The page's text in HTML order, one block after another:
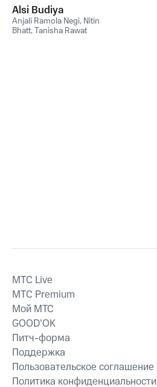
Alsi Budiya
Anjali Ramola Negi, Nitin
Bhatt,Tanisha Rawat
MTС Live
MTС Premium
Мой МТС
GOOD’OK
Питч-форма
Поддержка
Пользовательское соглашение
Политика конфиденциальности